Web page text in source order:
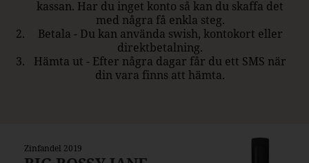
Zinfandel 2019
kassan. Har du inget konto så kan du skaffa det
med några få enkla steg.
Betala - Du kan använda swish, kontokort eller
direktbetalning.
Hämta ut - Efter några dagar får du ett SMS när
din vara finns att hämta.